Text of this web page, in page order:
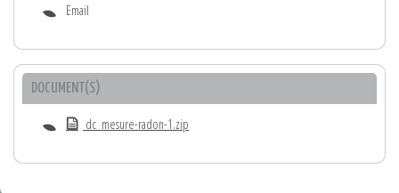
Email
DOCUMENT(S)
dc_mesure-radon-1.zip